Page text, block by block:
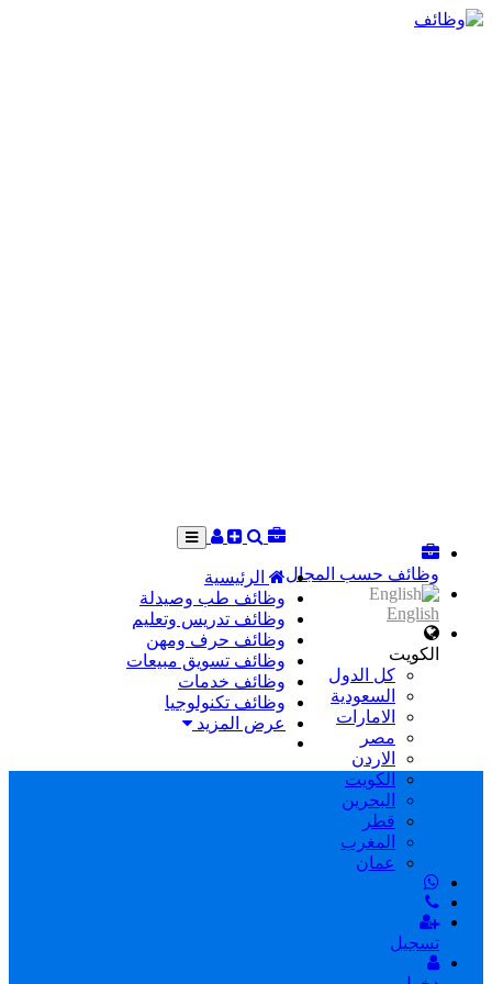
وظائف حسب المجال
English
الكويت
كل الدول
السعودية
الامارات
مصر
الاردن
الكويت
البحرين
قطر
المغرب
عمان
تسجيل
الرئيسية
وظائف طب وصيدلة
وظائف تدريس وتعليم
وظائف حرف ومهن
وظائف تسويق مبيعات
وظائف خدمات
وظائف تكنولوجيا
عرض المزيد